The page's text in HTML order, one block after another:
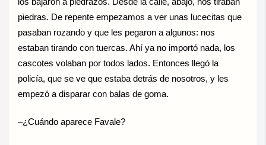
piedras. De repente empezamos a ver unas lucecitas que
pasaban rozando y que les pegaron a algunos: nos
estaban tirando con tuercas. Ahí ya no importó nada, los
cascotes volaban por todos lados. Entonces llegó la
policía, que se ve que estaba detrás de nosotros, y les
empezó a disparar con balas de goma.
–¿Cuándo aparece Favale?